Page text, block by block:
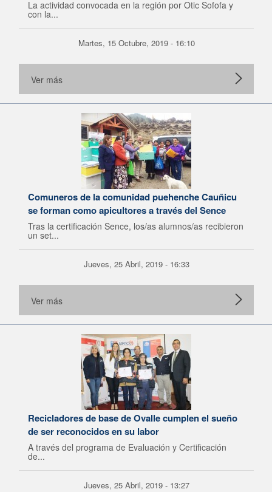
La actividad convocada en la región por Otic Sofofa y
con la...
Martes, 15 Octubre, 2019 - 16:10
Ver más
Comuneros de la comunidad puehenche Cauñicu
se forman como apicultores a través del Sence
Tras la certificación Sence, los/as alumnos/as recibieron
un set...
Jueves, 25 Abril, 2019 - 16:33
Ver más
Recicladores de base de Ovalle cumplen el sueño
de ser reconocidos en su labor
A través del programa de Evaluación y Certificación
de...
Jueves, 25 Abril, 2019 - 13:27